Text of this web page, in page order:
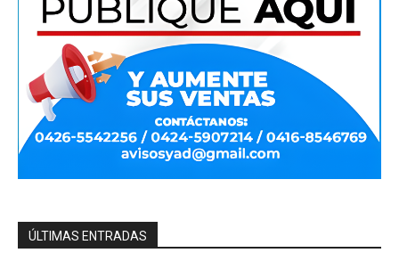
ÚLTIMAS ENTRADAS